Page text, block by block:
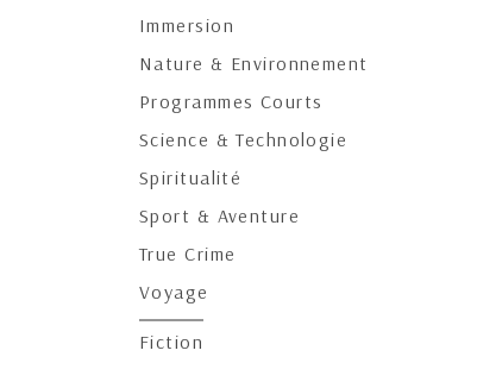
Immersion
Nature & Environnement
Programmes Courts
Science & Technologie
Spiritualité
Sport & Aventure
True Crime
Voyage
Fiction